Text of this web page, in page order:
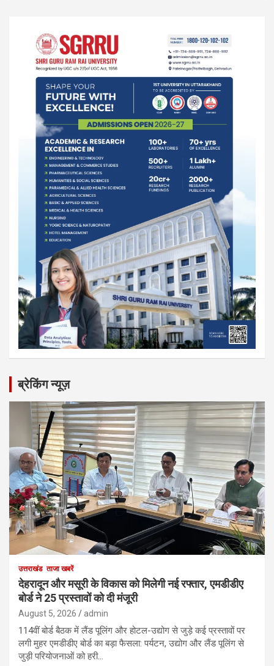
ब्रेकिंग न्यूज़
उत्तराखंड ताजा खबरें
देहरादून और मसूरी के विकास को मिलेगी नई रफ्तार, एमडीडीए
बोर्ड ने 25 प्रस्तावों को दी मंजूरी
August 5, 2026 admin
114वीं बोर्ड बैठक में लैंड पूलिंग और होटल-उद्योग से जुड़े कई प्रस्तावों पर
लगी मुहर एमडीडीए बोर्ड का बड़ा फैसला: पर्यटन, उद्योग और लैंड पूलिंग से
जुड़ी परियोजनाओं को हरी…